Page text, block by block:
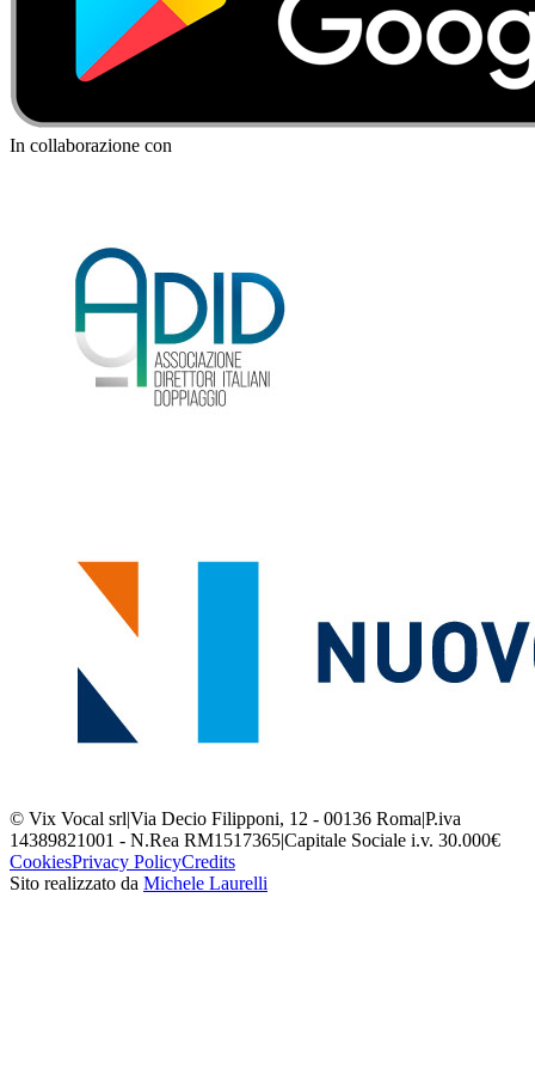
In collaborazione con
© Vix Vocal srl|Via Decio Filipponi, 12 - 00136 Roma|P.iva
14389821001 - N.Rea RM1517365|Capitale Sociale i.v. 30.000€
CookiesPrivacy PolicyCredits
Sito realizzato da Michele Laurelli